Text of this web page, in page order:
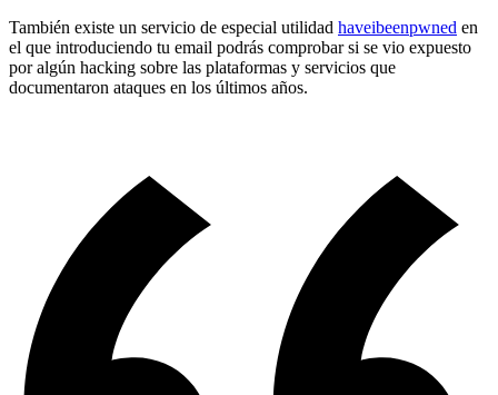
También existe un servicio de especial utilidad haveibeenpwned en
el que introduciendo tu email podrás comprobar si se vio expuesto
por algún hacking sobre las plataformas y servicios que
documentaron ataques en los últimos años.